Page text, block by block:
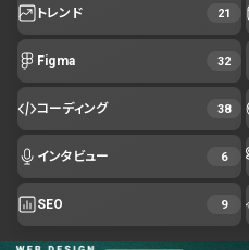
トレンド 21
Figma 32
コーディング 38
インタビュー 6
SEO 9